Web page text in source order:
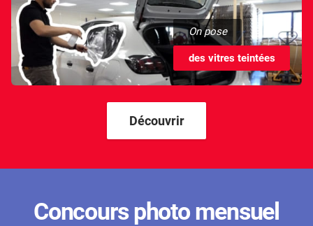
Jeep
Jetour
Kandi
Karma
Lada
On pose
des vitres teintées
Découvrir
Concours photo mensuel